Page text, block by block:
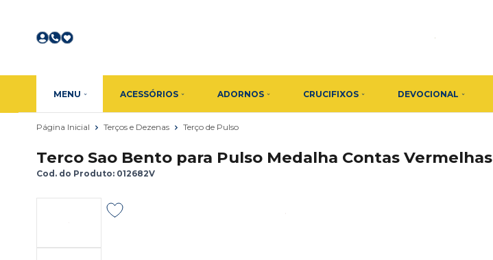
MENU ACESSÓRIOS ADORNOS CRUCIFIXOS DEVOCIONAL
Página Inicial Terços e Dezenas Terço de Pulso
Terco Sao Bento para Pulso Medalha Contas Vermelhas
Cod. do Produto: 012682V